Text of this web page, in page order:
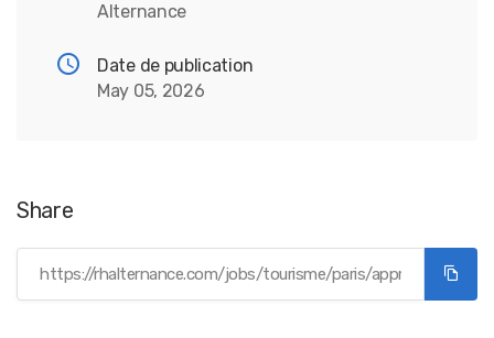
Alternance
Date de publication
May 05, 2026
Share